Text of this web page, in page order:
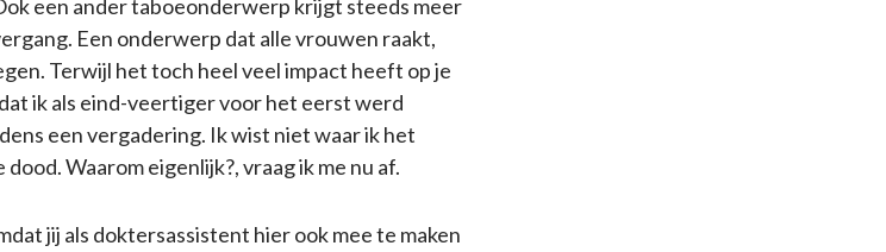
een ander taboeonderwerp krijgt steeds meer
Een onderwerp dat alle vrouwen raakt,
Terwijl het toch heel veel impact heeft op je
ik als eind-veertiger voor het eerst werd
een vergadering. Ik wist niet waar ik het
Waarom eigenlijk?, vraag ik me nu af.
jij als doktersassistent hier ook mee te maken